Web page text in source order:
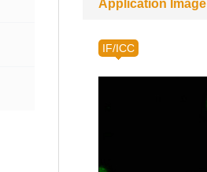
Application Image
IF/ICC